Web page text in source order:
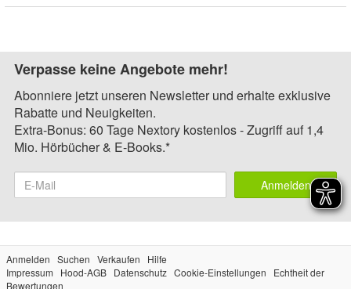
Verpasse keine Angebote mehr!
Abonniere jetzt unseren Newsletter und erhalte exklusive
Rabatte und Neuigkeiten.
Extra-Bonus: 60 Tage Nextory kostenlos - Zugriff auf 1,4
Mio. Hörbücher & E-Books.*
Anmelden
Anmelden Suchen Verkaufen
Hilfe
Impressum
Hood-AGB Datenschutz Cookie-Einstellungen
Echtheit der
Bewertungen